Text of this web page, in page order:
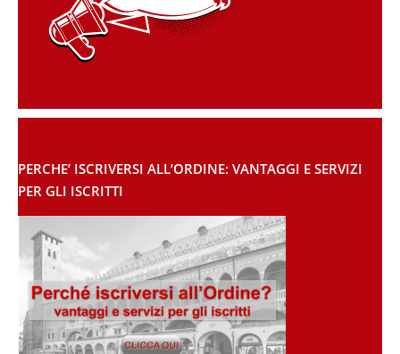
PERCHE’ ISCRIVERSI ALL’ORDINE: VANTAGGI E SERVIZI
PER GLI ISCRITTI